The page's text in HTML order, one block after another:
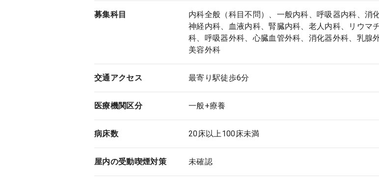
募集科目
内科全般（科目不問）、一般内科、呼吸器内科、消
神経内科、血液内科、腎臓内科、老人内科、リウマ
科、呼吸器外科、心臓血管外科、消化器外科、乳腺
美容外科
交通アクセス 最寄り駅徒歩6分
医療機関区分 一般+療養
病床数 20床以上100床未満
屋内の受動喫煙対策 未確認